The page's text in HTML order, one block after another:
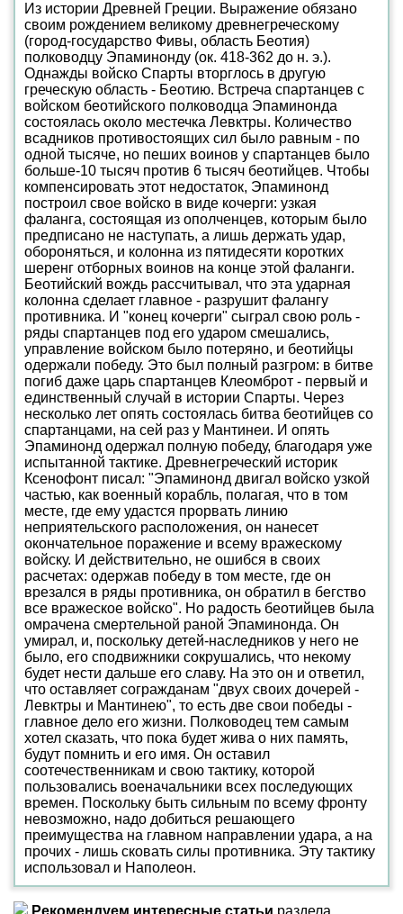
Из истории Древней Греции. Выражение обязано
своим рождением великому древнегреческому
(город-государство Фивы, область Беотия)
полководцу Эпаминонду (ок. 418-362 до н. э.).
Однажды войско Спарты вторглось в другую
греческую область - Беотию. Встреча спартанцев с
войском беотийского полководца Эпаминонда
состоялась около местечка Левктры. Количество
всадников противостоящих сил было равным - по
одной тысяче, но пеших воинов у спартанцев было
больше-10 тысяч против 6 тысяч беотийцев. Чтобы
компенсировать этот недостаток, Эпаминонд
построил свое войско в виде кочерги: узкая
фаланга, состоящая из ополченцев, которым было
предписано не наступать, а лишь держать удар,
обороняться, и колонна из пятидесяти коротких
шеренг отборных воинов на конце этой фаланги.
Беотийский вождь рассчитывал, что эта ударная
колонна сделает главное - разрушит фалангу
противника. И "конец кочерги" сыграл свою роль -
ряды спартанцев под его ударом смешались,
управление войском было потеряно, и беотийцы
одержали победу. Это был полный разгром: в битве
погиб даже царь спартанцев Клеомброт - первый и
единственный случай в истории Спарты. Через
несколько лет опять состоялась битва беотийцев со
спартанцами, на сей раз у Мантинеи. И опять
Эпаминонд одержал полную победу, благодаря уже
испытанной тактике. Древнегреческий историк
Ксенофонт писал: "Эпаминонд двигал войско узкой
частью, как военный корабль, полагая, что в том
месте, где ему удастся прорвать линию
неприятельского расположения, он нанесет
окончательное поражение и всему вражескому
войску. И действительно, не ошибся в своих
расчетах: одержав победу в том месте, где он
врезался в ряды противника, он обратил в бегство
все вражеское войско". Но радость беотийцев была
омрачена смертельной раной Эпаминонда. Он
умирал, и, поскольку детей-наследников у него не
было, его сподвижники сокрушались, что некому
будет нести дальше его славу. На это он и ответил,
что оставляет согражданам "двух своих дочерей -
Левктры и Мантинею", то есть две свои победы -
главное дело его жизни. Полководец тем самым
хотел сказать, что пока будет жива о них память,
будут помнить и его имя. Он оставил
соотечественникам и свою тактику, которой
пользовались военачальники всех последующих
времен. Поскольку быть сильным по всему фронту
невозможно, надо добиться решающего
преимущества на главном направлении удара, а на
прочих - лишь сковать силы противника. Эту тактику
использовал и Наполеон.
Рекомендуем интересные статьи раздела